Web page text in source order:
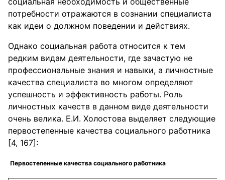
потребности отражаются в сознании специалиста
как идеи о должном поведении и действиях.
Однако социальная работа относится к тем
редким видам деятельности, где зачастую не
профессиональные знания и навыки, а личностные
качества специалиста во многом определяют
успешность и эффективность работы. Роль
личностных качеств в данном виде деятельности
очень велика. Е.И. Холостова выделяет следующие
первостепенные качества социального работника
[4, 167]:
Первостепенные качества социального работника